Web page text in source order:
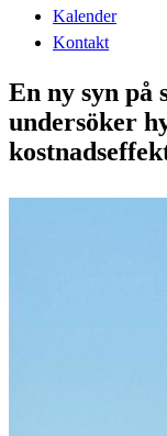
Kalender
Kontakt
En ny syn på
undersöker